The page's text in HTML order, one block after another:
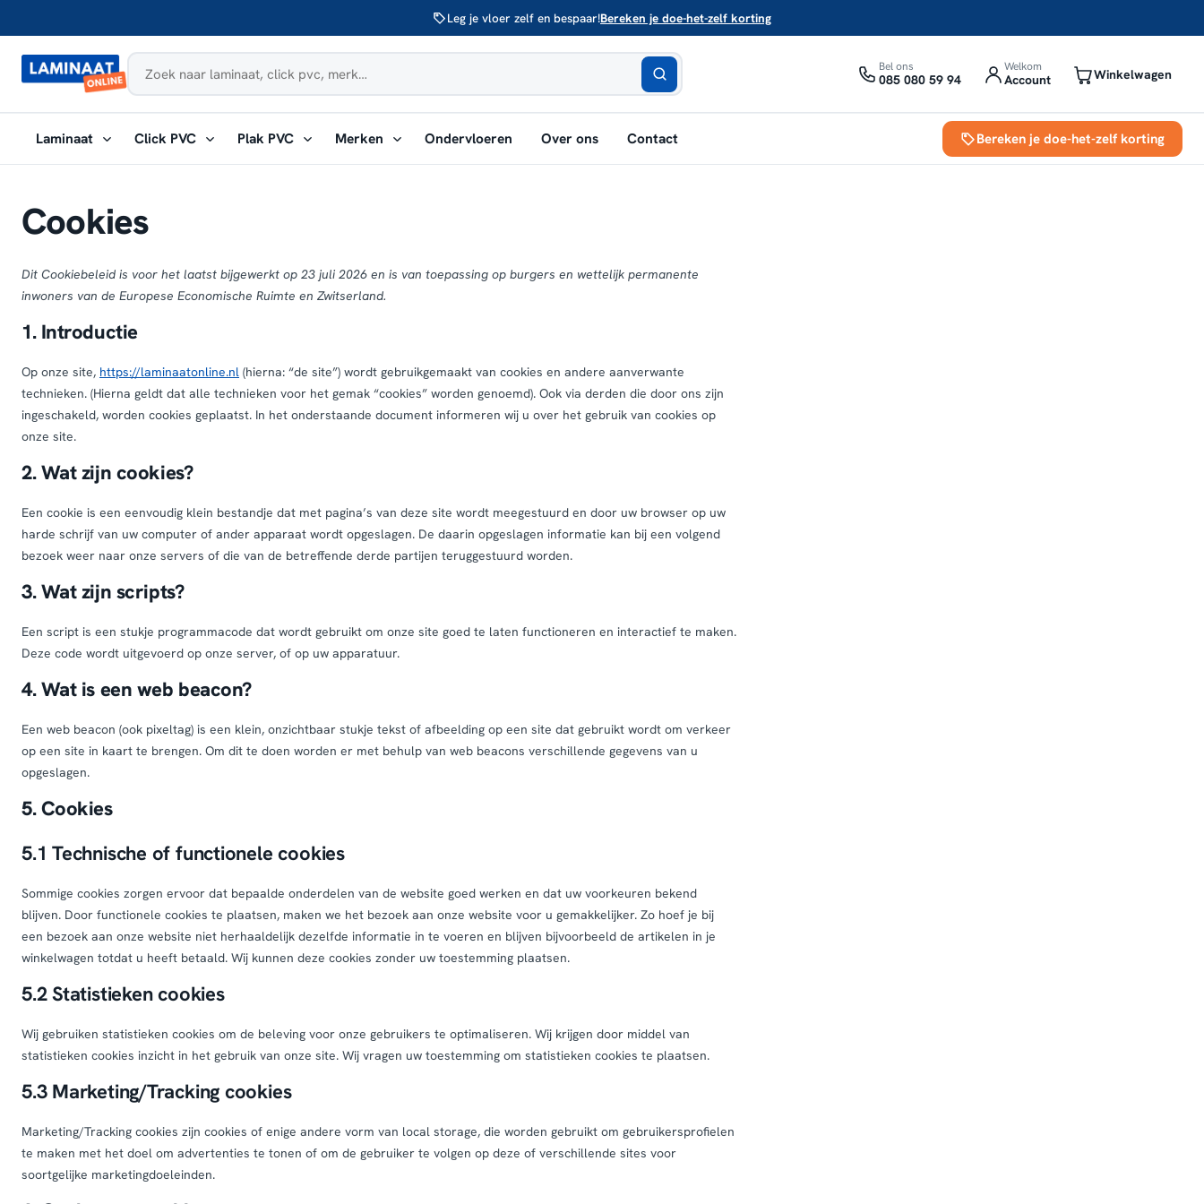
Leg je vloer zelf en bespaar!Bereken je doe-het-zelf korting
Bel ons
085 080 59 94
Welkom
Account Winkelwagen
Laminaat Submenu
openen:
Laminaat
Click PVCSubmenu
Click
Plak PVCSubmenu
Plak
Merken Submenu
Merken
Ondervloeren Over ons Contact Bereken je doe-het-zelf korting
Cookies
Dit Cookiebeleid is voor het laatst bijgewerkt op 23 juli 2026 en is van toepassing op burgers en wettelijk permanente
inwoners van de Europese Economische Ruimte en Zwitserland.
1. Introductie
Op onze site, https://laminaatonline.nl (hierna: “de site”) wordt gebruikgemaakt van cookies en andere aanverwante
technieken. (Hierna geldt dat alle technieken voor het gemak “cookies” worden genoemd). Ook via derden die door ons zijn
ingeschakeld, worden cookies geplaatst. In het onderstaande document informeren wij u over het gebruik van cookies op
onze site.
2. Wat zijn cookies?
Een cookie is een eenvoudig klein bestandje dat met pagina’s van deze site wordt meegestuurd en door uw browser op uw
harde schrijf van uw computer of ander apparaat wordt opgeslagen. De daarin opgeslagen informatie kan bij een volgend
bezoek weer naar onze servers of die van de betreffende derde partijen teruggestuurd worden.
3. Wat zijn scripts?
Een script is een stukje programmacode dat wordt gebruikt om onze site goed te laten functioneren en interactief te maken.
Deze code wordt uitgevoerd op onze server, of op uw apparatuur.
4. Wat is een web beacon?
Een web beacon (ook pixeltag) is een klein, onzichtbaar stukje tekst of afbeelding op een site dat gebruikt wordt om verkeer
op een site in kaart te brengen. Om dit te doen worden er met behulp van web beacons verschillende gegevens van u
opgeslagen.
5. Cookies
5.1 Technische of functionele cookies
Sommige cookies zorgen ervoor dat bepaalde onderdelen van de website goed werken en dat uw voorkeuren bekend
blijven. Door functionele cookies te plaatsen, maken we het bezoek aan onze website voor u gemakkelijker. Zo hoef je bij
een bezoek aan onze website niet herhaaldelijk dezelfde informatie in te voeren en blijven bijvoorbeeld de artikelen in je
winkelwagen totdat u heeft betaald. Wij kunnen deze cookies zonder uw toestemming plaatsen.
5.2 Statistieken cookies
Wij gebruiken statistieken cookies om de beleving voor onze gebruikers te optimaliseren. Wij krijgen door middel van
statistieken cookies inzicht in het gebruik van onze site. Wij vragen uw toestemming om statistieken cookies te plaatsen.
5.3 Marketing/Tracking cookies
Marketing/Tracking cookies zijn cookies of enige andere vorm van local storage, die worden gebruikt om gebruikersprofielen
te maken met het doel om advertenties te tonen of om de gebruiker te volgen op deze of verschillende sites voor
soortgelijke marketingdoeleinden.